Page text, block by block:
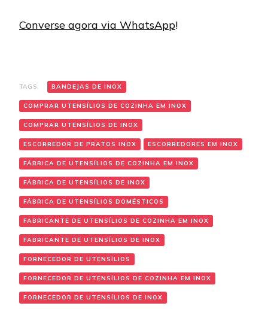
Converse agora via WhatsApp!
TAGS: BANDEJAS DE INOX
COMPRAR UTENSÍLIOS DE COZINHA EM INOX
COMPRAR UTENSÍLIOS DE INOX
ESCORREDOR DE PRATOS INOX ESCORREDORES EM INOX
FÁBRICA DE UTENSÍLIOS DE COZINHA EM INOX
FÁBRICA DE UTENSÍLIOS DE INOX
FÁBRICA DE UTENSÍLIOS DOMÉSTICOS
FABRICANTE DE UTENSÍLIOS DE COZINHA EM INOX
FABRICANTE DE UTENSÍLIOS DE INOX
FORNECEDOR DE UTENSÍLIOS
FORNECEDOR DE UTENSÍLIOS DE COZINHA EM INOX
FORNECEDOR DE UTENSÍLIOS DE INOX